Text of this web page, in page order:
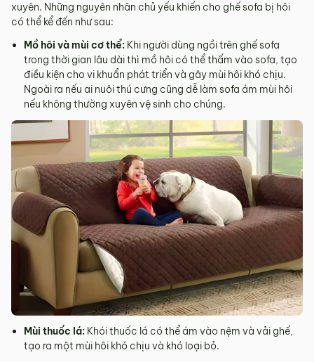
xuyên. Những nguyên nhân chủ yếu khiến cho ghế sofa bị hôi
có thể kể đến như sau:
Mồ hôi và mùi cơ thể: Khi người dùng ngồi trên ghế sofa
trong thời gian lâu dài thì mồ hôi có thể thấm vào sofa, tạo
điều kiện cho vi khuẩn phát triển và gây mùi hôi khó chịu.
Ngoài ra nếu ai nuôi thú cưng cũng dễ làm sofa ám mùi hôi
nếu không thường xuyên vệ sinh cho chúng.
Mùi thuốc lá: Khói thuốc lá có thể ám vào nệm và vải ghế,
tạo ra một mùi hôi khó chịu và khó loại bỏ.